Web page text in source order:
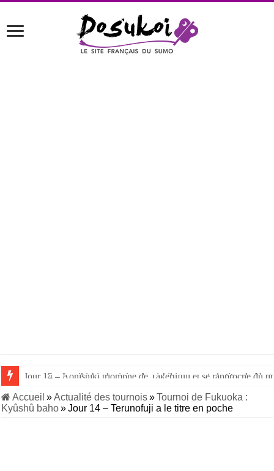
Jour 14 – Aonishiki triomphe de Takerufuji et se rapproche du
Accueil »Actualité des tournois»Tournoi de Fukuoka :
Kyûshû baho»Jour 14 – Terunofuji a le titre en poche